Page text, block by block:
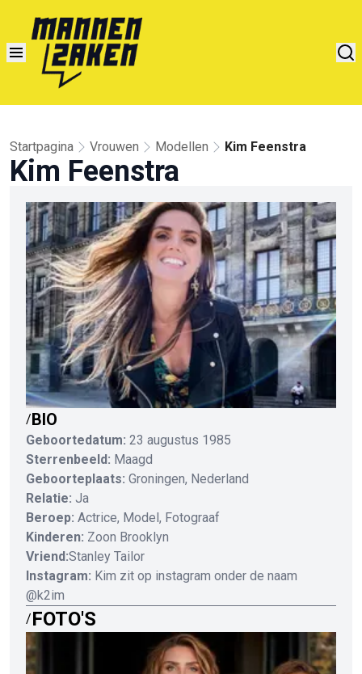
Startpagina Vrouwen Modellen Kim Feenstra
Kim Feenstra
/BIO
Geboortedatum: 23 augustus 1985
Sterrenbeeld: Maagd
Geboorteplaats: Groningen, Nederland
Relatie: Ja
Beroep: Actrice, Model, Fotograaf
Kinderen: Zoon Brooklyn
Vriend:Stanley Tailor
Instagram: Kim zit op instagram onder de naam
@k2im
/FOTO'S